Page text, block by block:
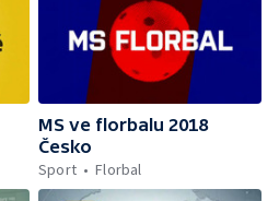
MS ve florbalu 2018
Česko
Sport
Florbal